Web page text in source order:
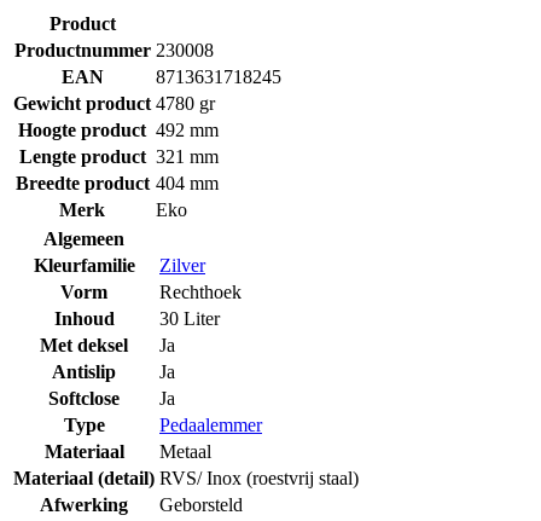
Product
Productnummer 230008
EAN
8713631718245
Gewicht product 4780 gr
Hoogte product 492 mm
Lengte product 321 mm
Breedte product 404 mm
Merk
Eko
Algemeen
Kleurfamilie
Zilver
Vorm
Rechthoek
Inhoud
30 Liter
Met deksel
Ja
Antislip
Ja
Softclose
Ja
Type
Pedaalemmer
Materiaal
Metaal
Materiaal (detail) RVS/ Inox (roestvrij staal)
Afwerking
Geborsteld